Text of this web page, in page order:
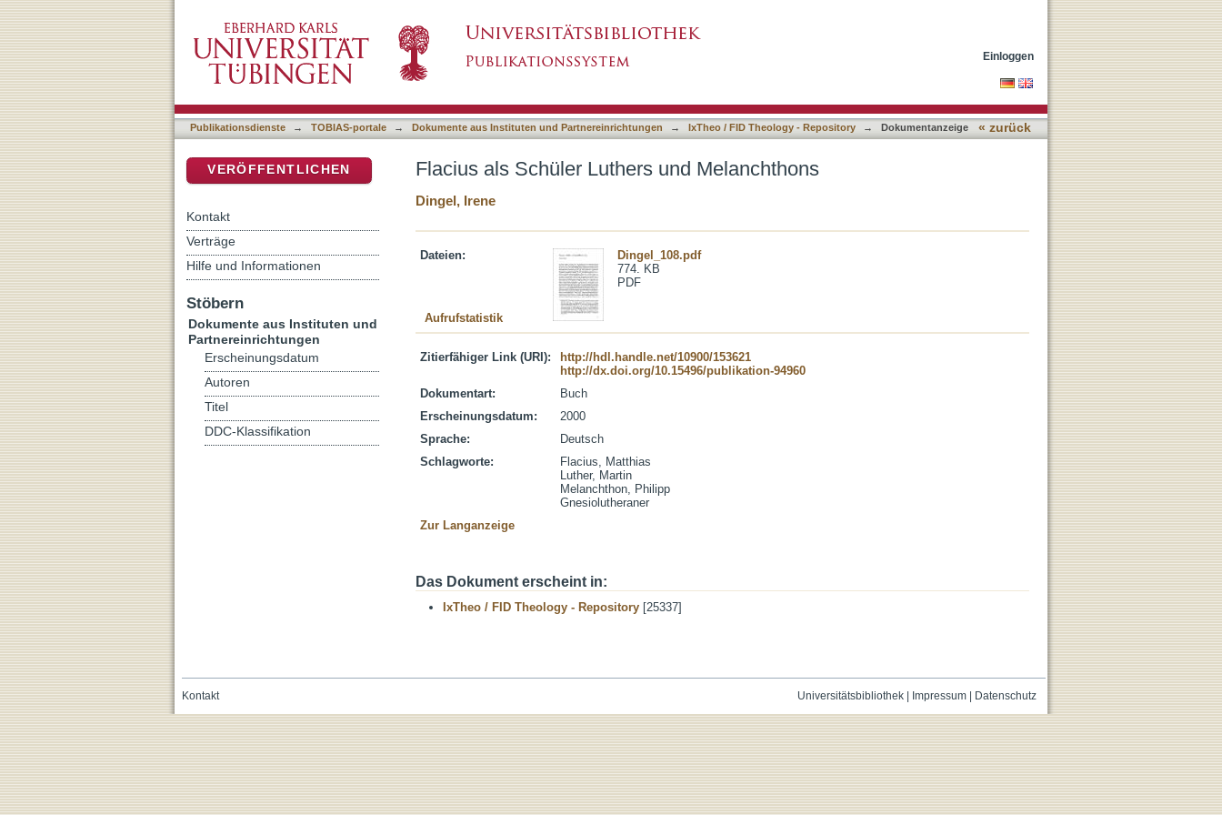
Einloggen
Publikationsdienste → TOBIAS-portale → Dokumente aus Instituten und Partnereinrichtungen → IxTheo / FID Theology - Repository → Dokumentanzeige « zurück
Flacius als Schüler Luthers und Melanchthons
Dingel, Irene
Dateien:
Dingel_108.pdf
774. KB
PDF
Aufrufstatistik
Zitierfähiger Link (URI):
http://hdl.handle.net/10900/153621
http://dx.doi.org/10.15496/publikation-94960
Dokumentart:
Buch
Erscheinungsdatum:
2000
Sprache:
Deutsch
Schlagworte:
Flacius, Matthias
Luther, Martin
Melanchthon, Philipp
Gnesiolutheraner
Zur Langanzeige
Das Dokument erscheint in:
IxTheo / FID Theology - Repository [25337]
VERÖFFENTLICHEN
Kontakt
Verträge
Hilfe und Informationen
Stöbern
Dokumente aus Instituten und
Partnereinrichtungen
Erscheinungsdatum
Autoren
Titel
DDC-Klassifikation
Universitätsbibliothek| Impressum| Datenschutz
Kontakt